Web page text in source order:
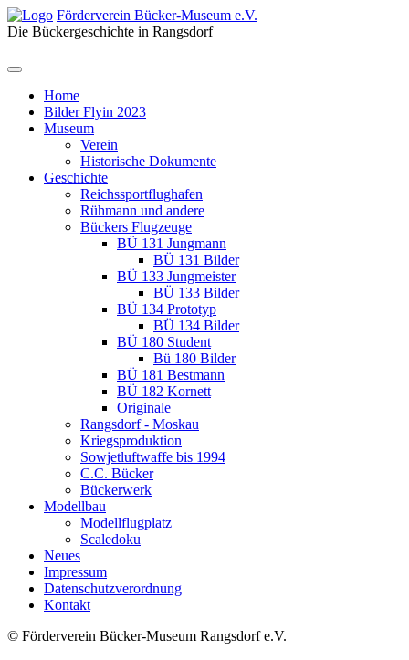
Förderverein Bücker-Museum e.V.
Die Bückergeschichte in Rangsdorf
Home
Bilder Flyin 2023
Museum
Verein
Historische Dokumente
Geschichte
Reichssportflughafen
Rühmann und andere
Bückers Flugzeuge
BÜ 131 Jungmann
BÜ 131 Bilder
BÜ 133 Jungmeister
BÜ 133 Bilder
BÜ 134 Prototyp
BÜ 134 Bilder
BÜ 180 Student
Bü 180 Bilder
BÜ 181 Bestmann
BÜ 182 Kornett
Originale
Rangsdorf - Moskau
Kriegsproduktion
Sowjetluftwaffe bis 1994
C.C. Bücker
Bückerwerk
Modellbau
Modellflugplatz
Scaledoku
Neues
Impressum
Datenschutzverordnung
Kontakt
© Förderverein Bücker-Museum Rangsdorf e.V.